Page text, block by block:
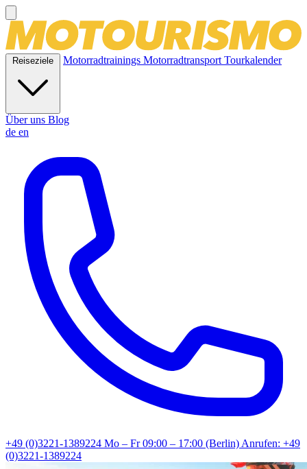
Reiseziele Motorradtrainings MotorradtransportTourkalender
Über uns Blog
de en
+49 (0)3221-1389224 Mo – Fr 09:00 – 17:00 (Berlin)Anrufen: +49
(0)3221-1389224